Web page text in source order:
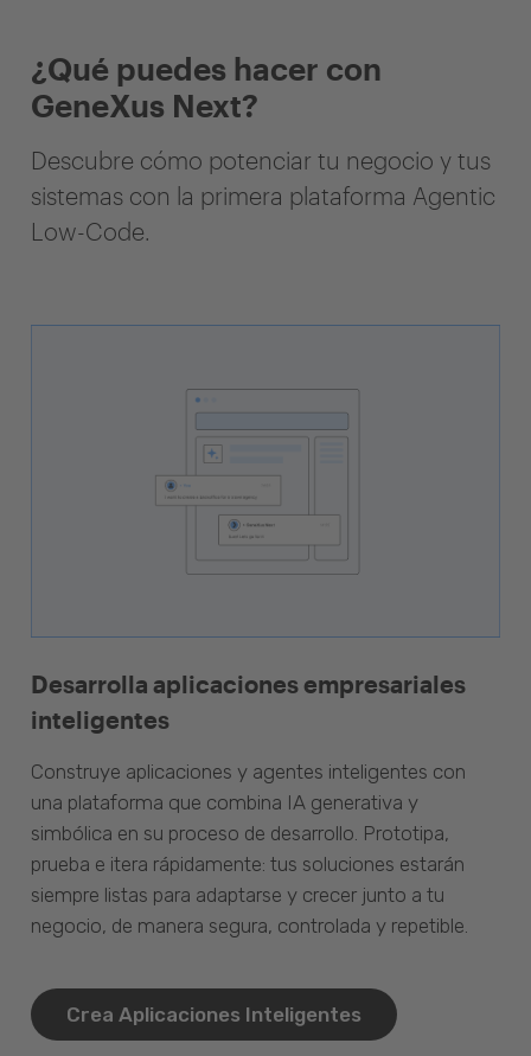
¿Qué puedes hacer con
GeneXus Next?
Descubre cómo potenciar tu negocio y tus
sistemas con la primera plataforma Agentic
Low-Code.
Desarrolla aplicaciones empresariales
inteligentes
Construye aplicaciones y agentes inteligentes con
una plataforma que combina IA generativa y
simbólica en su proceso de desarrollo. Prototipa,
prueba e itera rápidamente: tus soluciones estarán
siempre listas para adaptarse y crecer junto a tu
negocio, de manera segura, controlada y repetible.
Crea Aplicaciones Inteligentes